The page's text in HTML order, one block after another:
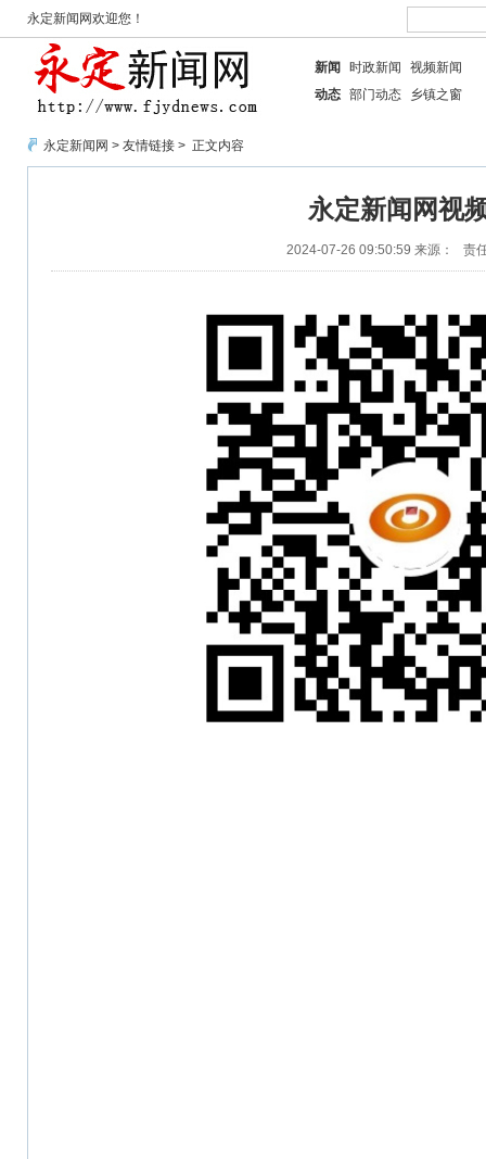
永定新闻网欢迎您！
新闻 时政新闻
视频新闻
动态 部门动态 乡镇之窗
永定新闻网 > 友情链接 > 正文内容
永定新闻网视
2024-07-26 09:50:59 来源： 责